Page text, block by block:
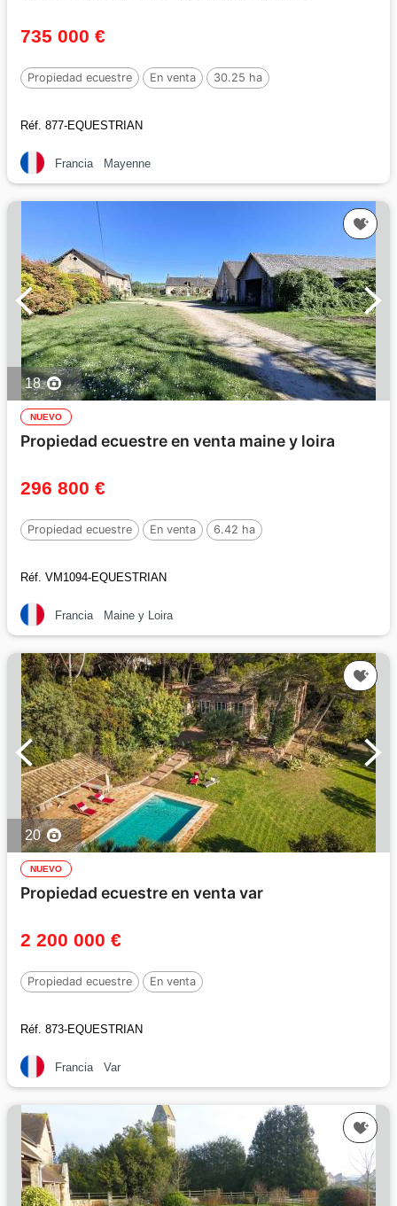
735 000 €
Propiedad ecuestre En venta 30.25 ha
Réf. 877-EQUESTRIAN
Francia Mayenne
18
NUEVO
Propiedad ecuestre en venta maine y loira
296 800 €
Propiedad ecuestre En venta 6.42 ha
Réf. VM1094-EQUESTRIAN
Francia Maine y Loira
20
NUEVO
Propiedad ecuestre en venta var
2 200 000 €
Propiedad ecuestre En venta
Réf. 873-EQUESTRIAN
Francia Var